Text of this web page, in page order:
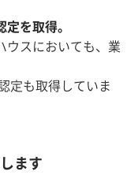
を取得。
ウスにおいても、業
定も取得していま
ます